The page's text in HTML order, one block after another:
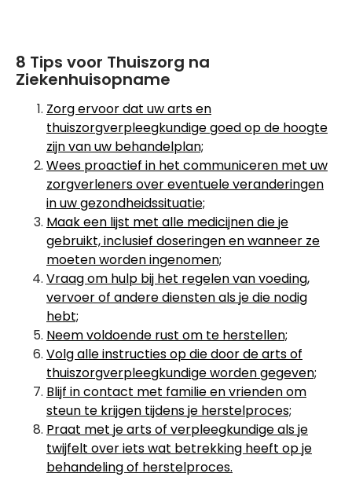
8 Tips voor Thuiszorg na
Ziekenhuisopname
Zorg ervoor dat uw arts en
thuiszorgverpleegkundige goed op de hoogte
zijn van uw behandelplan;
Wees proactief in het communiceren met uw
zorgverleners over eventuele veranderingen
in uw gezondheidssituatie;
Maak een lijst met alle medicijnen die je
gebruikt, inclusief doseringen en wanneer ze
moeten worden ingenomen;
Vraag om hulp bij het regelen van voeding,
vervoer of andere diensten als je die nodig
hebt;
Neem voldoende rust om te herstellen;
Volg alle instructies op die door de arts of
thuiszorgverpleegkundige worden gegeven;
Blijf in contact met familie en vrienden om
steun te krijgen tijdens je herstelproces;
Praat met je arts of verpleegkundige als je
twijfelt over iets wat betrekking heeft op je
behandeling of herstelproces.